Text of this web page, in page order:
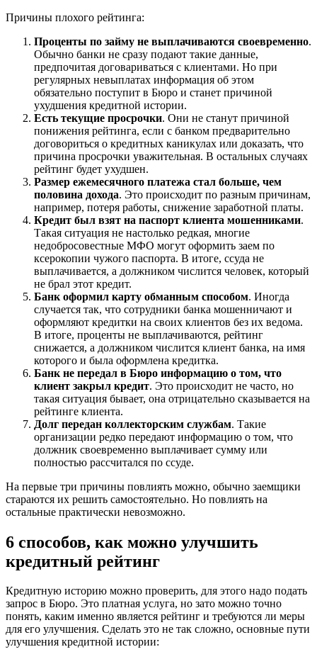
Причины плохого рейтинга:
Проценты по займу не выплачиваются своевременно.
Обычно банки не сразу подают такие данные,
предпочитая договариваться с клиентами. Но при
регулярных невыплатах информация об этом
обязательно поступит в Бюро и станет причиной
ухудшения кредитной истории.
Есть текущие просрочки. Они не станут причиной
понижения рейтинга, если с банком предварительно
договориться о кредитных каникулах или доказать, что
причина просрочки уважительная. В остальных случаях
рейтинг будет ухудшен.
Размер ежемесячного платежа стал больше, чем
половина дохода. Это происходит по разным причинам,
например, потеря работы, снижение заработной платы.
Кредит был взят на паспорт клиента мошенниками.
Такая ситуация не настолько редкая, многие
недобросовестные МФО могут оформить заем по
ксерокопии чужого паспорта. В итоге, ссуда не
выплачивается, а должником числится человек, который
не брал этот кредит.
Банк оформил карту обманным способом. Иногда
случается так, что сотрудники банка мошенничают и
оформляют кредитки на своих клиентов без их ведома.
В итоге, проценты не выплачиваются, рейтинг
снижается, а должником числится клиент банка, на имя
которого и была оформлена кредитка.
Банк не передал в Бюро информацию о том, что
клиент закрыл кредит. Это происходит не часто, но
такая ситуация бывает, она отрицательно сказывается на
рейтинге клиента.
Долг передан коллекторским службам. Такие
организации редко передают информацию о том, что
должник своевременно выплачивает сумму или
полностью рассчитался по ссуде.
На первые три причины повлиять можно, обычно заемщики
стараются их решить самостоятельно. Но повлиять на
остальные практически невозможно.
6 способов, как можно улучшить
кредитный рейтинг
Кредитную историю можно проверить, для этого надо подать
запрос в Бюро. Это платная услуга, но зато можно точно
понять, каким именно является рейтинг и требуются ли меры
для его улучшения. Сделать это не так сложно, основные пути
улучшения кредитной истории: